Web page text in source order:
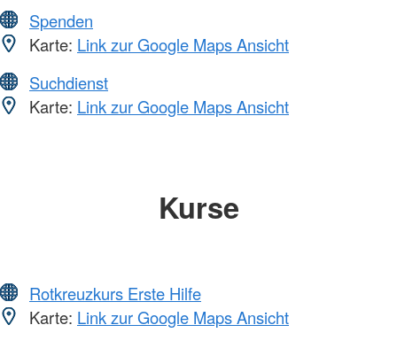
Spenden
Karte: Link zur Google Maps Ansicht
Suchdienst
Karte: Link zur Google Maps Ansicht
Kurse
Rotkreuzkurs Erste Hilfe
Karte: Link zur Google Maps Ansicht